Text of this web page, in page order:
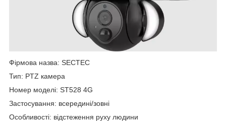
Фірмова назва: SECTEC
Тип: PTZ камера
Номер моделі: ST528 4G
Застосування: всередині/зовні
Особливості: відстеження руху людини